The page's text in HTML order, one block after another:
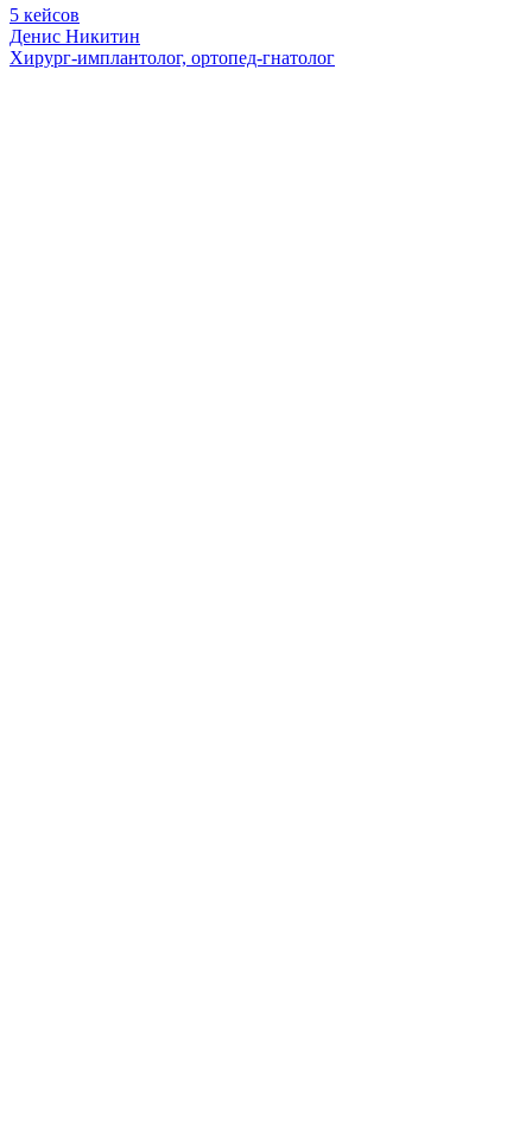
5 кейсов
Денис Никитин
Хирург-имплантолог, ортопед-гнатолог